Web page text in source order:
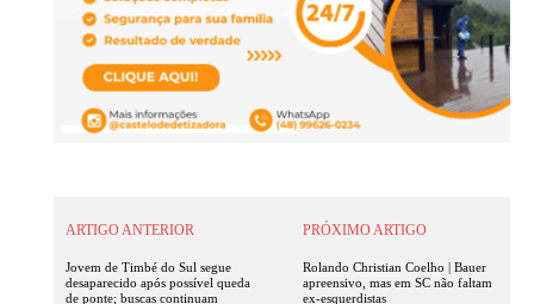
ARTIGO ANTERIOR
Jovem de Timbé do Sul segue
desaparecido após possível queda
de ponte; buscas continuam
PRÓXIMO ARTIGO
Rolando Christian Coelho | Bauer
apreensivo, mas em SC não faltam
ex-esquerdistas